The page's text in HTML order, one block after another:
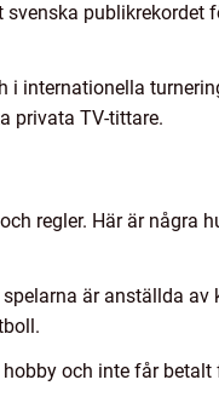
publikrekordet
internationella
privata TV-tittare.
regler. Här är några
är anställda av
och inte får betalt